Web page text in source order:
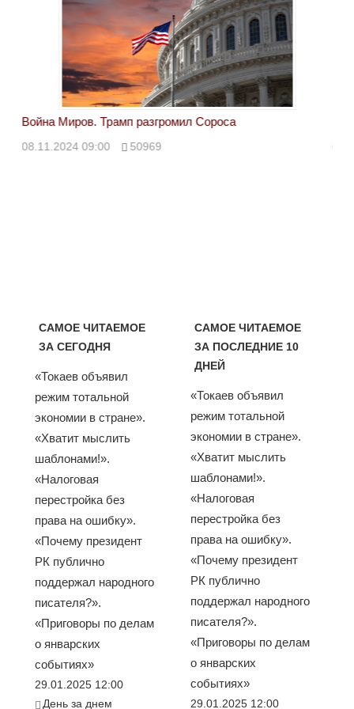
Война Миров. Трамп разгромил Сороса
08.11.2024 09:00 50969
САМОЕ ЧИТАЕМОЕ
ЗА СЕГОДНЯ
«Токаев объявил
режим тотальной
экономии в стране».
«Хватит мыслить
шаблонами!».
«Налоговая
перестройка без
права на ошибку».
«Почему президент
РК публично
поддержал народного
писателя?».
«Приговоры по делам
о январских
событиях»
29.01.2025 12:00
День за днем
САМОЕ ЧИТАЕМОЕ
ЗА ПОСЛЕДНИЕ 10
ДНЕЙ
«Токаев объявил
режим тотальной
экономии в стране».
«Хватит мыслить
шаблонами!».
«Налоговая
перестройка без
права на ошибку».
«Почему президент
РК публично
поддержал народного
писателя?».
«Приговоры по делам
о январских
событиях»
29.01.2025 12:00